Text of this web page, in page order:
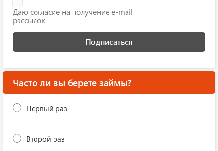
Даю согласие на получение e-mail
рассылок
Подписаться
Часто ли вы берете займы?
Первый раз
Второй раз